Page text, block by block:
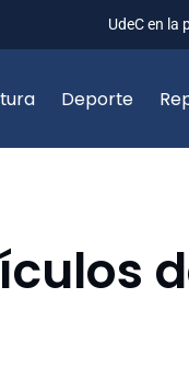
UdeC en la
Deporte